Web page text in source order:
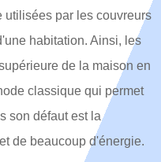
utilisées par les couvreurs
habitation. Ainsi, les
de la maison en
classique qui permet
son défaut est la
de beaucoup d'énergie.